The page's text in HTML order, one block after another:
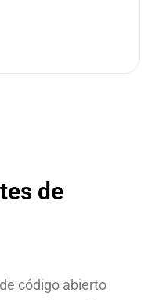
de
código abierto